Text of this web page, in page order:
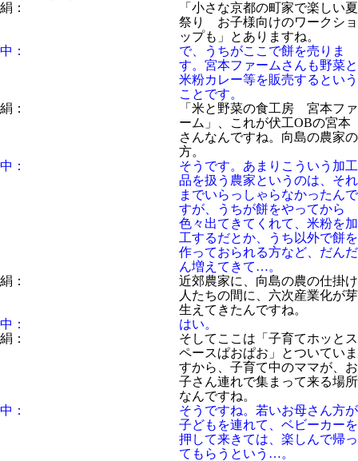
絹：
「小さな京都の町家で楽しい夏
祭り お子様向けのワークショ
ップも」とありますね。
中：
で、うちがここで餅を売りま
す。宮本ファームさんも野菜と
米粉カレー等を販売するという
ことです。
絹：
「米と野菜の食工房 宮本ファ
ーム」、これが伏工OBの宮本
さんなんですね。向島の農家の
方。
中：
そうです。あまりこういう加工
品を扱う農家というのは、それ
までいらっしゃらなかったんで
すが、うちが餅をやってから
色々出てきてくれて、米粉を加
工するだとか、うち以外で餅を
作っておられる方など、だんだ
ん増えてきて…。
絹：
近郊農家に、向島の農の仕掛け
人たちの間に、六次産業化が芽
生えてきたんですね。
中：
はい。
絹：
そしてここは「子育てホッとス
ペースぱおぱお」とついていま
すから、子育て中のママが、お
子さん連れで集まって来る場所
なんですね。
中：
そうですね。若いお母さん方が
子どもを連れて、ベビーカーを
押して来きては、楽しんで帰っ
てもらうという…。